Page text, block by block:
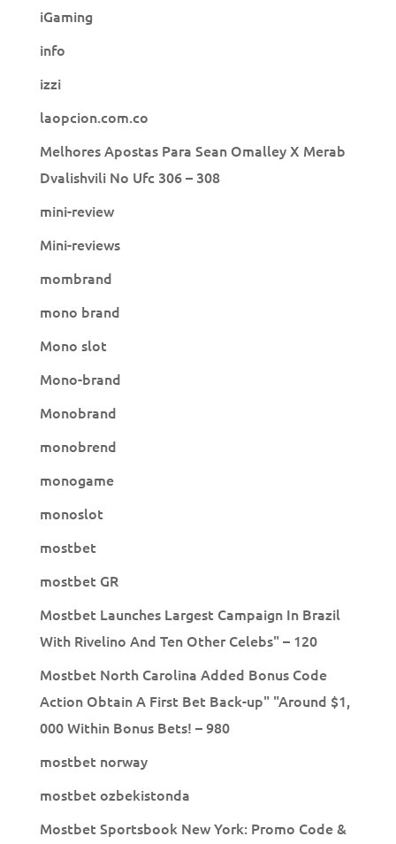
iGaming
info
izzi
laopcion.com.co
Melhores Apostas Para Sean Omalley X Merab
Dvalishvili No Ufc 306 – 308
mini-review
Mini-reviews
mombrand
mono brand
Mono slot
Mono-brand
Monobrand
monobrend
monogame
monoslot
mostbet
mostbet GR
Mostbet Launches Largest Campaign In Brazil
With Rivelino And Ten Other Celebs" – 120
Mostbet North Carolina Added Bonus Code
Action Obtain A First Bet Back-up" "Around $1,
000 Within Bonus Bets! – 980
mostbet norway
mostbet ozbekistonda
Mostbet Sportsbook New York: Promo Code &